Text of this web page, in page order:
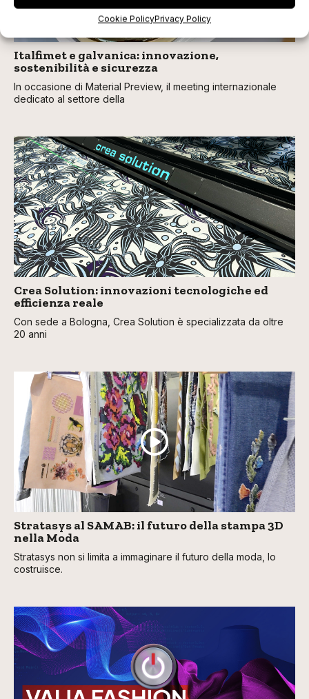
Cookie PolicyPrivacy Policy
Italfimet e galvanica: innovazione,
sostenibilità e sicurezza
In occasione di Material Preview, il meeting internazionale
dedicato al settore della
Crea Solution: innovazioni tecnologiche ed
efficienza reale
Con sede a Bologna, Crea Solution è specializzata da oltre
20 anni
Stratasys al SAMAB: il futuro della stampa 3D
nella Moda
Stratasys non si limita a immaginare il futuro della moda, lo
costruisce.